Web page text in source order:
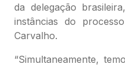
da delegação
instâncias do
Carvalho.
“Simultaneamente,